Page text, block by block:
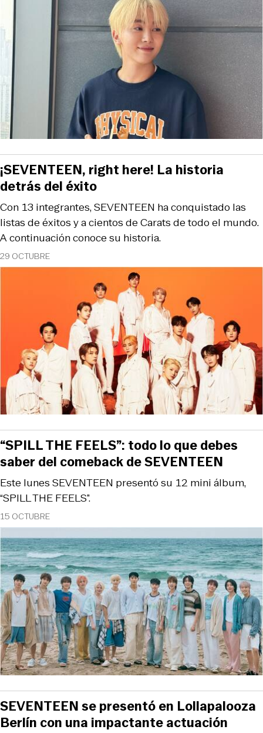
29 OCTUBRE
Con 13 integrantes, SEVENTEEN ha conquistado las
listas de éxitos y a cientos de Carats de todo el mundo.
A continuación conoce su historia.
¡SEVENTEEN, right here! La historia
detrás del éxito
15 OCTUBRE
Este lunes SEVENTEEN presentó su 12 mini álbum,
“SPILL THE FEELS”.
“SPILL THE FEELS”: todo lo que debes
saber del comeback de SEVENTEEN
SEVENTEEN se presentó en Lollapalooza
Berlín con una impactante actuación